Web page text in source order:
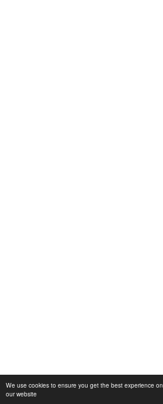
We use cookies to ensure you get the best experience on
our website